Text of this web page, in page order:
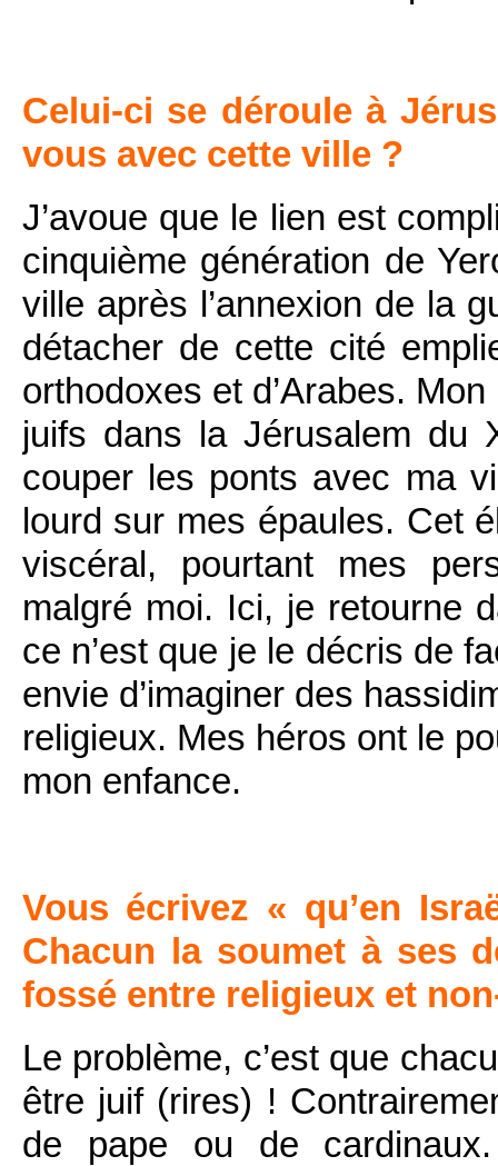
Celui-ci se déroule à
vous avec cette ville ?
J’avoue que le lien est
cinquième génération de
ville après l’annexion de la
détacher de cette cité
orthodoxes et d’Arabes.
juifs dans la Jérusalem du
couper les ponts avec ma
lourd sur mes épaules. Cet
viscéral, pourtant mes
malgré moi. Ici, je retourne
ce n’est que je le décris de
envie d’imaginer des
religieux. Mes héros ont le
mon enfance.
Vous écrivez « qu’en
Chacun la soumet à ses
fossé entre religieux et
Le problème, c’est que
être juif (rires) !
de pape ou de